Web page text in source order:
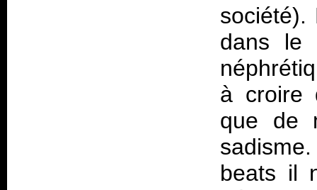
société).
dans le
à croire
que de
beats il